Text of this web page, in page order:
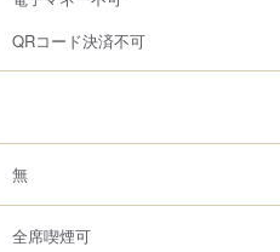
QRコード決済不可
無
全席喫煙可